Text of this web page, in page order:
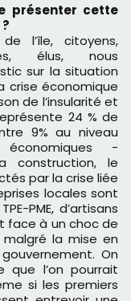
l’île, citoyens,
élus, nous
sur la situation
crise économique
de l’insularité et
24 % de
9% au niveau
-
construction, le
par la crise liée
locales sont
PME, d’artisans
face à un choc de
la mise en
On
que l’on pourrait
si les premiers